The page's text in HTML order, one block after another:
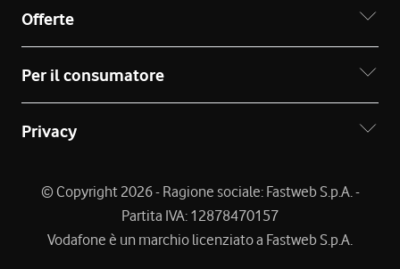
Offerte
Per il consumatore
Privacy
© Copyright 2026 - Ragione sociale: Fastweb S.p.A. -
Partita IVA: 12878470157
Vodafone è un marchio licenziato a Fastweb S.p.A.